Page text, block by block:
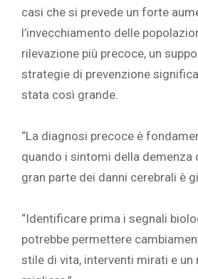
casi che si prevede un forte
l’invecchiamento delle
rilevazione più precoce, un
strategie di prevenzione
stata così grande.
“La diagnosi precoce è
quando i sintomi della demenza
gran parte dei danni cerebrali è
“Identificare prima i segnali
potrebbe permettere
stile di vita, interventi mirati e